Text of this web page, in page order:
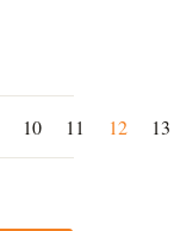
10 11 12 13